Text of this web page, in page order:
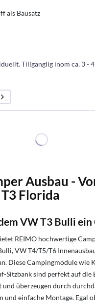
als Bausatz
Tillgänglig inom ca. 3 -
Ausbau -
Florida
VW T3 Bulli ein
REIMO hochwertige
VW T4/T5/T6
Diese Campingmodule wie
Sitzbank sind perfekt auf die
überzeugen durch
und einfache Montage. Egal